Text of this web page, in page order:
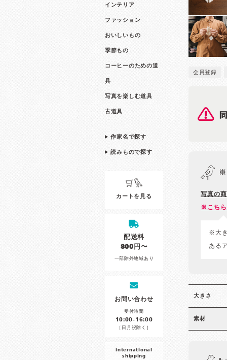
インテリア
ファッション
おいしいもの
季節もの
コーヒーのための道
具
写真を楽しむ道具
古道具
作家名で探す
読みもので探す
カートを見る
配送料
800円〜
一部除外地域あり
お問い合わせ
受付時間
10:00-16:00
［日月祝除く］
international
shipping
会員登録
※
写真の
※こちら
※大
ある
大きさ
素材